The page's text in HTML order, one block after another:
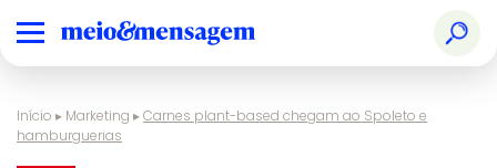
Início ▸ Marketing ▸Carnes plant-based chegam ao Spoleto e
hamburguerias